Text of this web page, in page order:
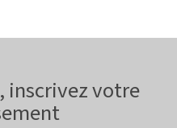
inscrivez votre